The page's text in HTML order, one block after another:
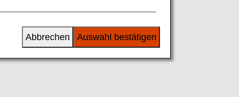
Auswahl bestätigen
Abbrechen